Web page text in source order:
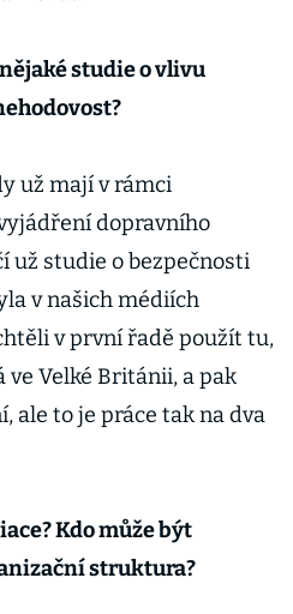
studie o vlivu
už mají v rámci
dopravního
už studie o bezpečnosti
v našich médiích
v první řadě použít tu,
Velké Británii, a pak
ale to je práce tak na dva
Kdo může být
struktura?